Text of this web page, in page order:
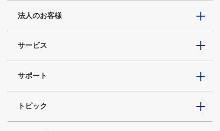
法人のお客様
サービス
サポート
トピック